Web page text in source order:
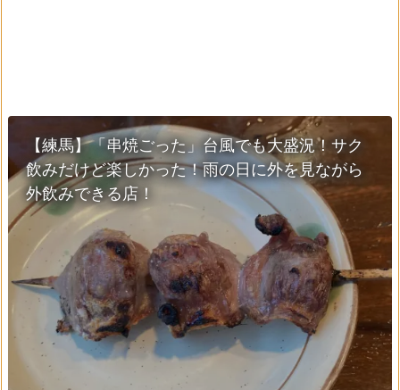
【練馬】「串焼ごった」台風でも大盛況！サク
飲みだけど楽しかった！雨の日に外を見ながら
外飲みできる店！